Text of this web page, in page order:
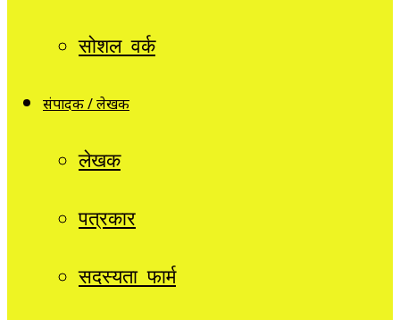
सोशल वर्क
संपादक / लेखक
लेखक
पत्रकार
सदस्यता फार्म